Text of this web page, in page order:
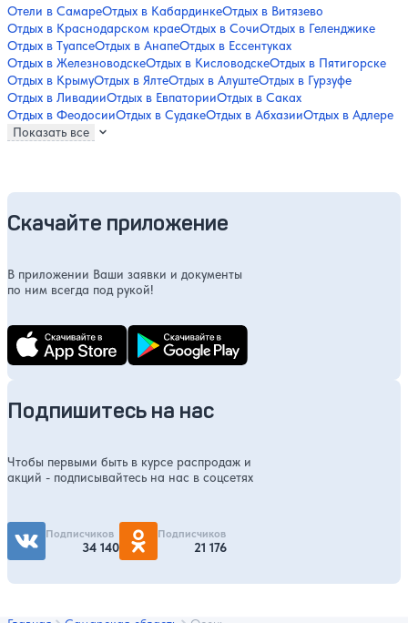
Отели в СамареОтдых в КабардинкеОтдых в Витязево
Отдых в Краснодарском краеОтдых в СочиОтдых в Геленджике
Отдых в ТуапсеОтдых в АнапеОтдых в Ессентуках
Отдых в ЖелезноводскеОтдых в КисловодскеОтдых в Пятигорске
Отдых в КрымуОтдых в ЯлтеОтдых в АлуштеОтдых в Гурзуфе
Отдых в ЛивадииОтдых в ЕвпаторииОтдых в Саках
Отдых в ФеодосииОтдых в СудакеОтдых в АбхазииОтдых в Адлере
Показать все
Скачайте приложение
В приложении Ваши заявки и документы
по ним всегда под рукой!
Подпишитесь на нас
Чтобы первыми быть в курсе распродаж и
акций - подписывайтесь на нас в соцсетях
Подписчиков
34 140
Подписчиков
21 176